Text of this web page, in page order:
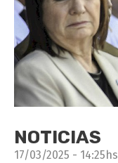
NOTICIAS
17/03/2025 - 14:25hs